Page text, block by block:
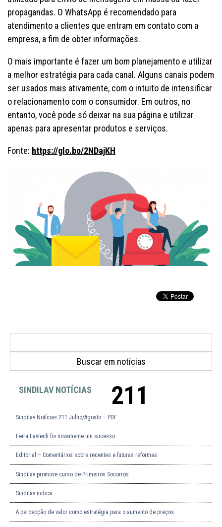
propagandas. O WhatsApp é recomendado para
atendimento a clientes que entram em contato com a
empresa, a fim de obter informações.
O mais importante é fazer um bom planejamento e utilizar
a melhor estratégia para cada canal. Alguns canais podem
ser usados mais ativamente, com o intuito de intensificar
o relacionamento com o consumidor. Em outros, no
entanto, você pode só deixar na sua página e utilizar
apenas para apresentar produtos e serviços.
Fonte: https://glo.bo/2NDajKH
SINDILAV NOTÍCIAS 211
Sindilav Notícias 211 Julho/Agosto – PDF
Feira Lavtech foi novamente um sucesso
Editorial – Comentários sobre recentes e futuras reformas
Sindilav promove curso de Primeiros Socorros
Sindilav indica
A percepção de valor como estratégia para o aumento de preços